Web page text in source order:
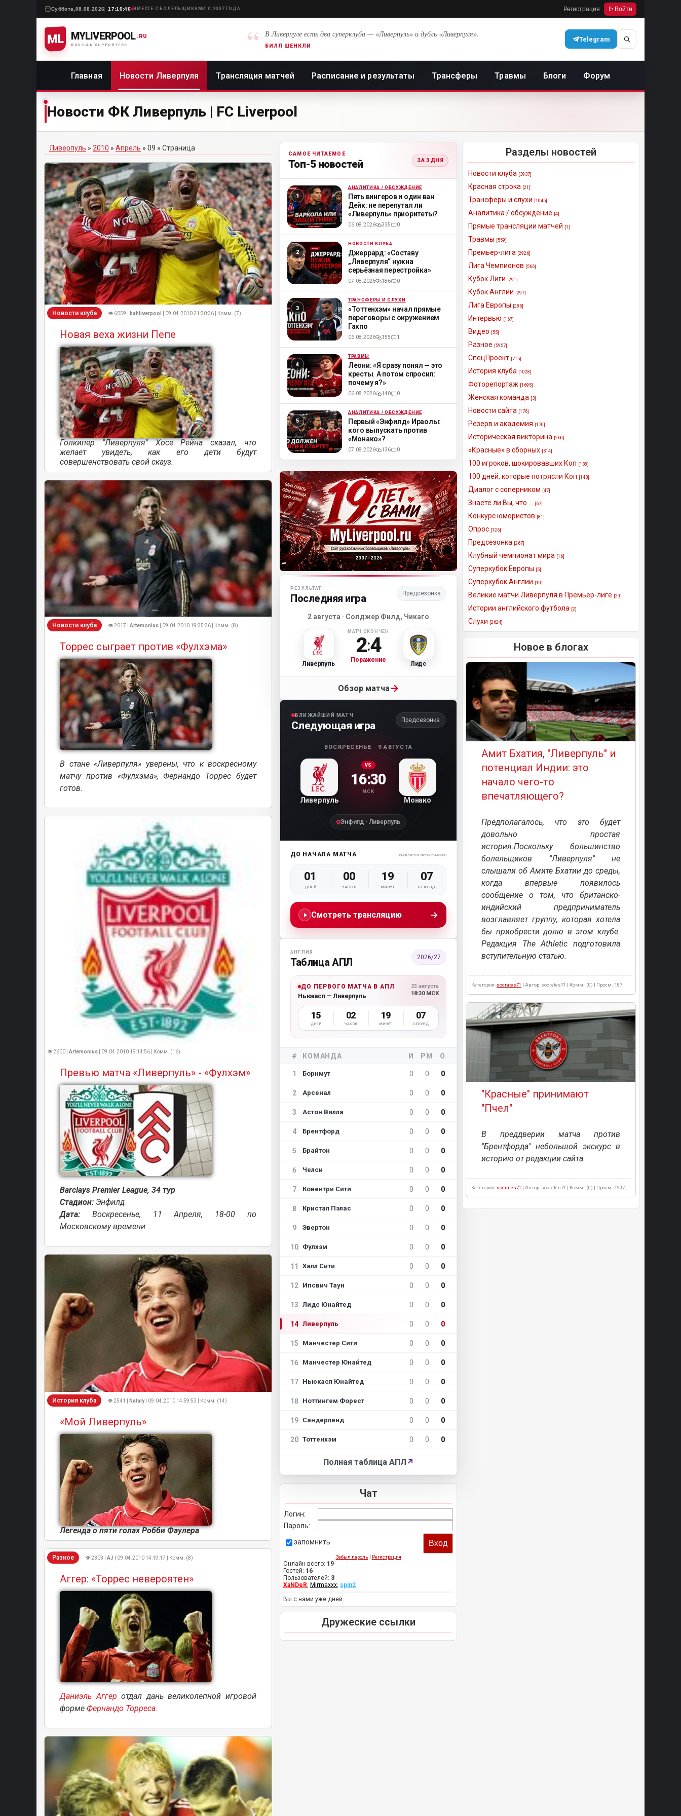
Суббота, 08.08.2026 17:10:46 ВМЕСТЕ С БОЛЕЛЬЩИКАМИ С 2007 ГОДА Регистрация Войти
ML MYLIVERPOOL
RUSSIAN SUPPORTERS
.RU “ В Ливерпуле есть два суперклуба — «Ливерпуль» и дубль «Ливерпуля».
БИЛЛ ШЕНКЛИ
Telegram
Главная Новости Ливерпуля Трансляция матчей Расписание и результаты Трансферы Травмы Блоги Форум
Новости ФК Ливерпуль | FC Liverpool
Ливерпуль » 2010 » Апрель » 09 » Страница
Новости клуба 👁 6059 | bahliverpool | 09.04.2010 21:30:36 | Комм. (7)
Новая веха жизни Пепе
Голкипер "Ливерпуля" Хосе Рейна сказал, что
желает увидеть, как его дети будут
совершенствовать свой скауз.
Новости клуба 👁 2017 | Artemonius | 09.04.2010 19:35:36 | Комм. (8)
Торрес сыграет против «Фулхэма»
В стане «Ливерпуля» уверены, что к воскресному
матчу против «Фулхэма», Фернандо Торрес будет
готов.
👁 2600 | Artemonius | 09.04.2010 19:14:56 | Комм. (16)
Превью матча «Ливерпуль» - «Фулхэм»
Barclays Premier League, 34 тур
Стадион: Энфилд
Дата: Bоскресенье, 11 Апреля, 18-00 по
Московскому времени
История клуба 👁 2541 | Nataly| 09.04.2010 14:59:53 | Комм. (14)
«Мой Ливерпуль»
Легенда о пяти голах Робби Фаулера
Разное 👁 2303 | AJ | 09.04.2010 14:19:17 | Комм. (8)
Аггер: «Торрес невероятен»
Даниэль Аггер отдал дань великолепной игровой
форме Фернандо Торреса.
САМОЕ ЧИТАЕМОЕ
Топ-5 новостей ЗА 3 ДНЯ
ML АНАЛИТИКА / ОБСУЖДЕНИЕ
Пять вингеров и один ван
Дейк: не перепутал ли
«Ливерпуль» приоритеты?
06.08.2026 335 0
ML НОВОСТИ КЛУБА
Джеррард: «Составу
„Ливерпуля“ нужна
серьёзная перестройка»
07.08.2026 186 0
ML ТРАНСФЕРЫ И СЛУХИ
«Тоттенхэм» начал прямые
переговоры с окружением
Гакпо
06.08.2026 155 1
ML ТРАВМЫ
Леони: «Я сразу понял — это
кресты. А потом спросил:
почему я?»
06.08.2026 140 0
ML АНАЛИТИКА / ОБСУЖДЕНИЕ
Первый «Энфилд» Ираолы:
кого выпускать против
«Монако»?
07.08.2026 136 0
Матч-центр «Ливерпуля»
РЕЗУЛЬТАТ
Последняя игра Предсезонка
2 августа · Солджер Филд, Чикаго
Ливерпуль
МАТЧ ОКОНЧЕН
2:4
Поражение
Лидс
Обзор матча→
БЛИЖАЙШИЙ МАТЧ
Следующая игра Предсезонка
ВОСКРЕСЕНЬЕ · 9 АВГУСТА
Ливерпуль
VS
16:30
МСК
Монако
Энфилд · Ливерпуль
ДО НАЧАЛА МАТЧА Обновляется автоматически
01
ДНЕЙ
00
ЧАСОВ
19
МИНУТ
05
СЕКУНД
Смотреть трансляцию →
АНГЛИЯ
Таблица АПЛ 2026/27
ДО ПЕРВОГО МАТЧА В АПЛ
Ньюкасл — Ливерпуль
23 августа
18:30 МСК
15
ДНЕЙ
02
ЧАСОВ
19
МИНУТ
05
СЕКУНД
# КОМАНДА И РМ О
1 Борнмут 0 0 0
2 Арсенал 0 0 0
3 Астон Вилла 0 0 0
4 Брентфорд 0 0 0
5 Брайтон 0 0 0
6 Челси 0 0 0
7 Ковентри Сити 0 0 0
8 Кристал Пэлас 0 0 0
9 Эвертон 0 0 0
10 Фулхэм 0 0 0
11 Халл Сити 0 0 0
12 Ипсвич Таун 0 0 0
13 Лидс Юнайтед 0 0 0
14 Ливерпуль 0 0 0
15 Манчестер Сити 0 0 0
16 Манчестер Юнайтед 0 0 0
17 Ньюкасл Юнайтед 0 0 0
18 Ноттингем Форест 0 0 0
19 Сандерленд 0 0 0
20 Тоттенхэм 0 0 0
Полная таблица АПЛ ↗
Чат
Логин:
Пароль:
запомнить
Забыл пароль | Регистрация
Онлайн всего: 19
Гостей: 16
Пользователей: 3
XaNDeR, Mirmaxxx, spin2
Вы с нами уже дней.
Дружеские ссылки
Разделы новостей
Новости клуба [3937]
Красная строка [21]
Трансферы и слухи [1045]
Аналитика / обсуждение [4]
Прямые трансляции матчей [1]
Травмы [559]
Премьер-лига [2926]
Лига Чемпионов [566]
Кубок Лиги [291]
Кубок Англии [297]
Лига Европы [285]
Интервью [167]
Видео [55]
Разное [5957]
СпецПроект [715]
История клуба [1028]
Фоторепортаж [1695]
Женская команда [3]
Новости сайта [176]
Резерв и академия [170]
Историческая викторина [260]
«Красные» в сборных [314]
100 игроков, шокировавших Коп [138]
100 дней, которые потрясли Коп [143]
Диалог с соперником [47]
Знаете ли Вы, что ... [67]
Конкурс юмористов [81]
Опрос [126]
Предсезонка [267]
Клубный чемпионат мира [16]
Суперкубок Европы [5]
Суперкубок Англии [10]
Великие матчи Ливерпуля в Премьер-лиге [20]
Истории английского футбола [2]
Слухи [2624]
Новое в блогах
Амит Бхатия, "Ливерпуль" и
потенциал Индии: это
начало чего-то
впечатляющего?
Предполагалось, что это будет
довольно простая
история.Поскольку большинство
болельщиков "Ливерпуля" не
слышали об Амите Бхатии до среды,
когда впервые появилось
сообщение о том, что британско-
индийский предприниматель
возглавляет группу, которая хотела
бы приобрести долю в этом клубе.
Редакция The Athletic подготовила
вступительную статью.
Категория: socrates71 | Автор: socrates71 | Комм.: (0) | Просм.: 187
"Красные" принимают
"Пчел"
В преддверии матча против
"Брентфорда" небольшой экскурс в
историю от редакции сайта.
Категория: socrates71 | Автор: socrates71 | Комм.: (0) | Просм.: 1907